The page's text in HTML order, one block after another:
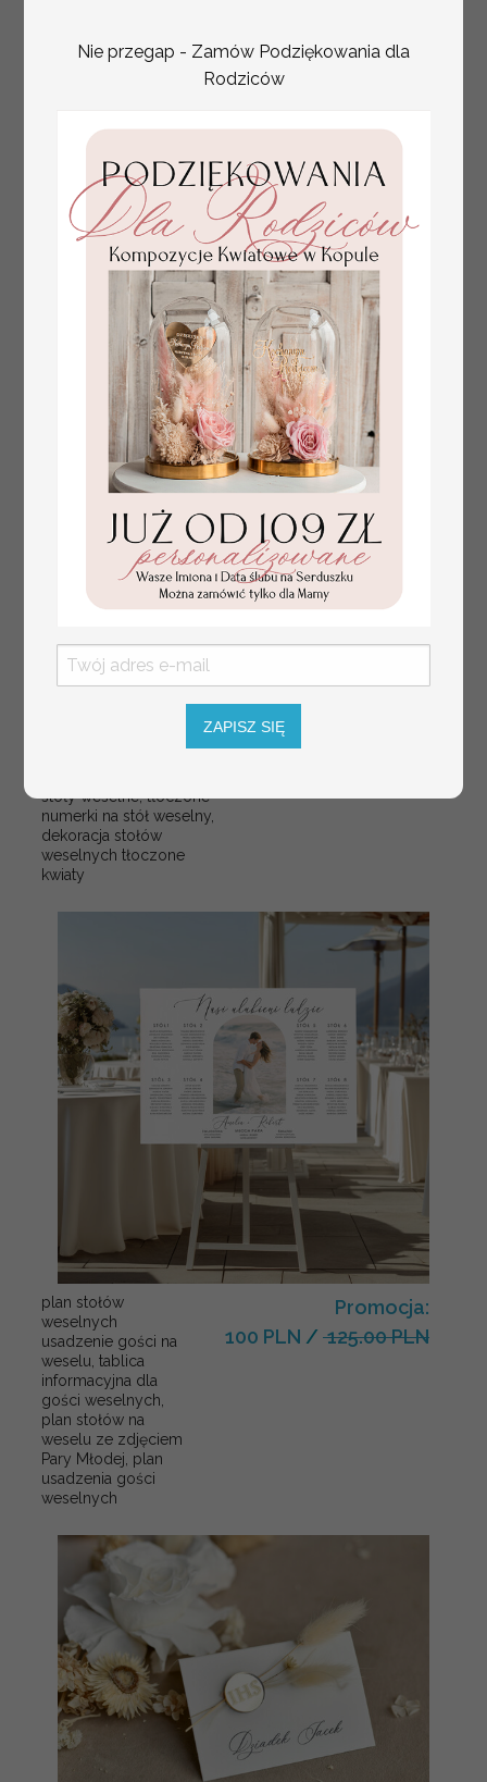
tłoczone winietki ślubne,
ślubne wizytówki winietki
na stół weselny, złote
lub srebrne napisy
tłoczone kwiaty na
winietkach ślubnych
Promocja:
2.4 PLN/3.00 PLN
numerki na stół weselny
stoły weselne, tłoczone
numerki na stół weselny,
dekoracja stołów
weselnych tłoczone
kwiaty
plan stołów
weselnych
usadzenie gości na
weselu, tablica
informacyjna dla
gości weselnych,
plan stołów na
weselu ze zdjęciem
Pary Młodej, plan
usadzenia gości
weselnych
Promocja:
100 PLN / 125.00 PLN
Nie przegap - Zamów Podziękowania dla
Rodziców
ZAPISZ SIĘ